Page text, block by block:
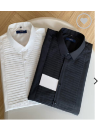
Add to wishlist